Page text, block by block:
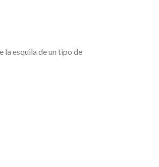
la esquila de un tipo de